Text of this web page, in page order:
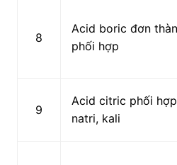
8
Acid boric đơn
phối hợp
9
Acid citric phối
natri, kali